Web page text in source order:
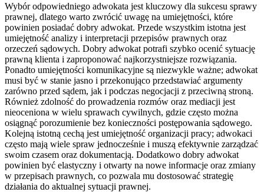
Wybór odpowiedniego adwokata jest kluczowy dla sukcesu sprawy
prawnej, dlatego warto zwrócić uwagę na umiejętności, które
powinien posiadać dobry adwokat. Przede wszystkim istotna jest
umiejętność analizy i interpretacji przepisów prawnych oraz
orzeczeń sądowych. Dobry adwokat potrafi szybko ocenić sytuację
prawną klienta i zaproponować najkorzystniejsze rozwiązania.
Ponadto umiejętności komunikacyjne są niezwykle ważne; adwokat
musi być w stanie jasno i przekonująco przedstawiać argumenty
zarówno przed sądem, jak i podczas negocjacji z przeciwną stroną.
Również zdolność do prowadzenia rozmów oraz mediacji jest
nieoceniona w wielu sprawach cywilnych, gdzie często można
osiągnąć porozumienie bez konieczności postępowania sądowego.
Kolejną istotną cechą jest umiejętność organizacji pracy; adwokaci
często mają wiele spraw jednocześnie i muszą efektywnie zarządzać
swoim czasem oraz dokumentacją. Dodatkowo dobry adwokat
powinien być elastyczny i otwarty na nowe informacje oraz zmiany
w przepisach prawnych, co pozwala mu dostosować strategię
działania do aktualnej sytuacji prawnej.